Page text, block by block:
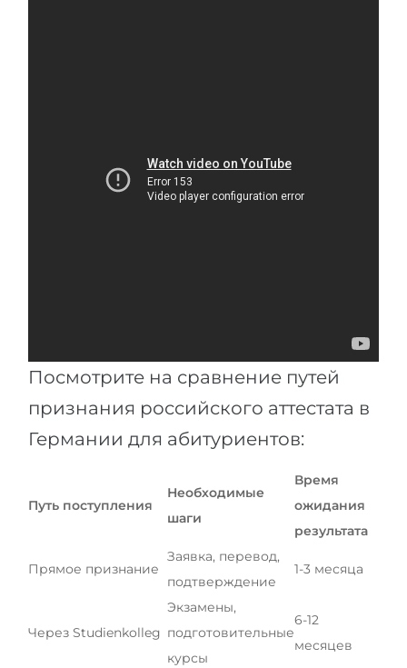
Посмотрите на сравнение путей
признания российского аттестата в
Германии для абитуриентов:
Путь поступления
Необходимые
шаги
Время
ожидания
результата
Прямое признание
Заявка, перевод,
подтверждение
1-3 месяца
Через Studienkolleg
Экзамены,
подготовительные
курсы
6-12
месяцев